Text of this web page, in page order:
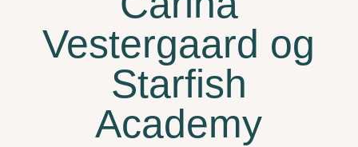
Vestergaard og
Starfish
Academy